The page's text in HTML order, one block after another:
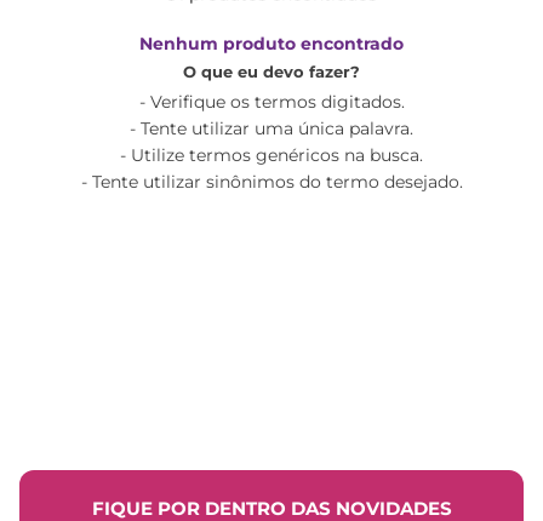
Nenhum produto encontrado
O que eu devo fazer?
Verifique os termos digitados.
Tente utilizar uma única palavra.
Utilize termos genéricos na busca.
Tente utilizar sinônimos do termo desejado.
FIQUE POR DENTRO DAS NOVIDADES